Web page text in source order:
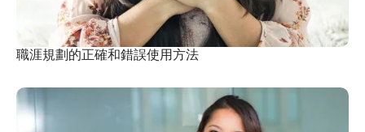
職涯規劃的正確和錯誤使用方法